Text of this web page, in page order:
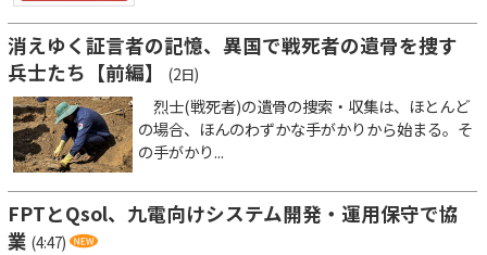
消えゆく証言者の記憶、異国で戦死者の遺骨を捜す
兵士たち【前編】
(2日)
烈士(戦死者)の遺骨の捜索・収集は、ほとんど
の場合、ほんのわずかな手がかりから始まる。そ
の手がかり...
FPTとQsol、九電向けシステム開発・運用保守で協
業 (4:47)